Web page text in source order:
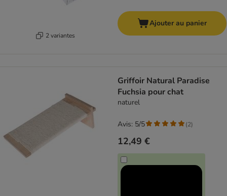
2 variantes
Ajouter au panier
Griffoir Natural Paradise
Fuchsia pour chat
naturel
12,49 €
Avis: 5/5 (2)